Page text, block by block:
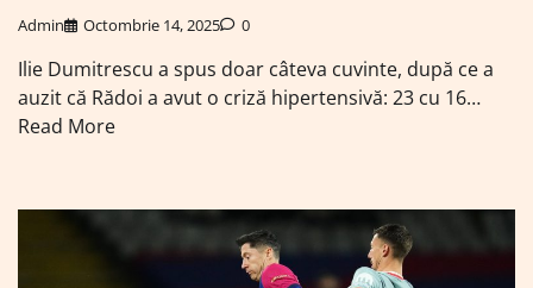
Admin Octombrie 14, 2025 0
Ilie Dumitrescu a spus doar câteva cuvinte, după ce a
auzit că Rădoi a avut o criză hipertensivă: 23 cu 16…
Read More